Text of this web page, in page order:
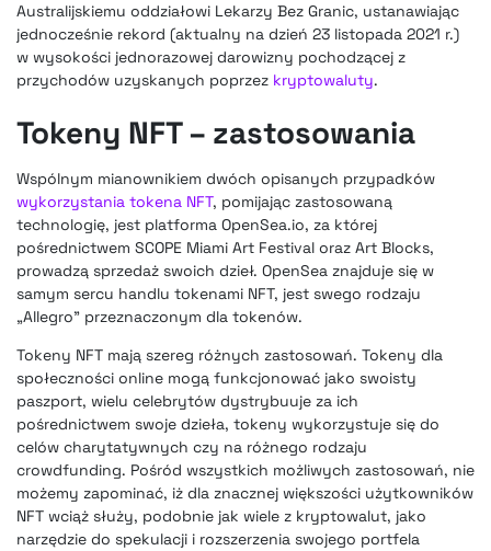
Australijskiemu oddziałowi Lekarzy Bez Granic, ustanawiając
jednocześnie rekord (aktualny na dzień 23 listopada 2021 r.)
w wysokości jednorazowej darowizny pochodzącej z
przychodów uzyskanych poprzez kryptowaluty.
Tokeny NFT – zastosowania
Wspólnym mianownikiem dwóch opisanych przypadków
wykorzystania tokena NFT, pomijając zastosowaną
technologię, jest platforma OpenSea.io, za której
pośrednictwem SCOPE Miami Art Festival oraz Art Blocks,
prowadzą sprzedaż swoich dzieł. OpenSea znajduje się w
samym sercu handlu tokenami NFT, jest swego rodzaju
„Allegro” przeznaczonym dla tokenów.
Tokeny NFT mają szereg różnych zastosowań. Tokeny dla
społeczności online mogą funkcjonować jako swoisty
paszport, wielu celebrytów dystrybuuje za ich
pośrednictwem swoje dzieła, tokeny wykorzystuje się do
celów charytatywnych czy na różnego rodzaju
crowdfunding. Pośród wszystkich możliwych zastosowań, nie
możemy zapominać, iż dla znacznej większości użytkowników
NFT wciąż służy, podobnie jak wiele z kryptowalut, jako
narzędzie do spekulacji i rozszerzenia swojego portfela